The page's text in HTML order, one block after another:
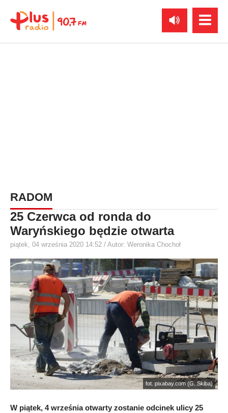
RADOM
25 Czerwca od ronda do
Waryńskiego będzie otwarta
piątek, 04 września 2020 14:52 / Autor: Weronika Chochoł
fot. pixabay.com (G. Skiba)
W piątek, 4 września otwarty zostanie odcinek ulicy 25